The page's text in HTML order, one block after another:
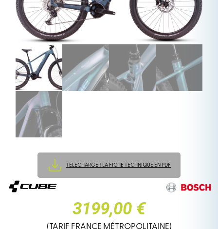
TELECHARGER LA FICHE TECHNIQUE EN PDF
3199,00 €
(TARIF FRANCE MÉTROPOLITAINE)